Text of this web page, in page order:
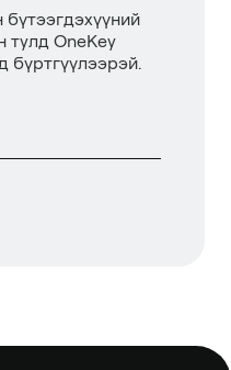
бүтээгдэхүүний
тулд OneKey
бүртгүүлээрэй.